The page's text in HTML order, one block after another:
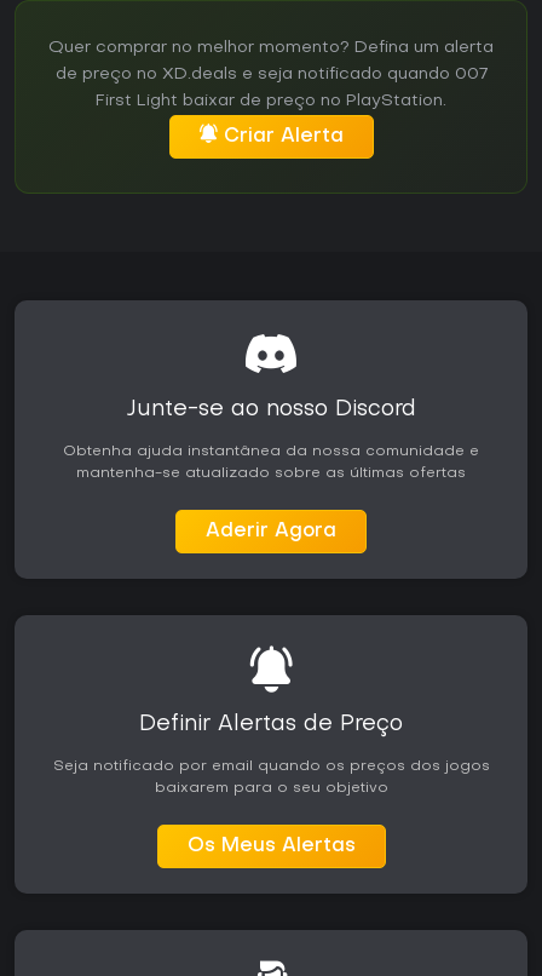
Quer comprar no melhor momento? Defina um alerta
de preço no XD.deals e seja notificado quando 007
First Light baixar de preço no PlayStation.
Criar Alerta
Junte-se ao nosso Discord
Obtenha ajuda instantânea da nossa comunidade e
mantenha-se atualizado sobre as últimas ofertas
Aderir Agora
Definir Alertas de Preço
Seja notificado por email quando os preços dos jogos
baixarem para o seu objetivo
Os Meus Alertas